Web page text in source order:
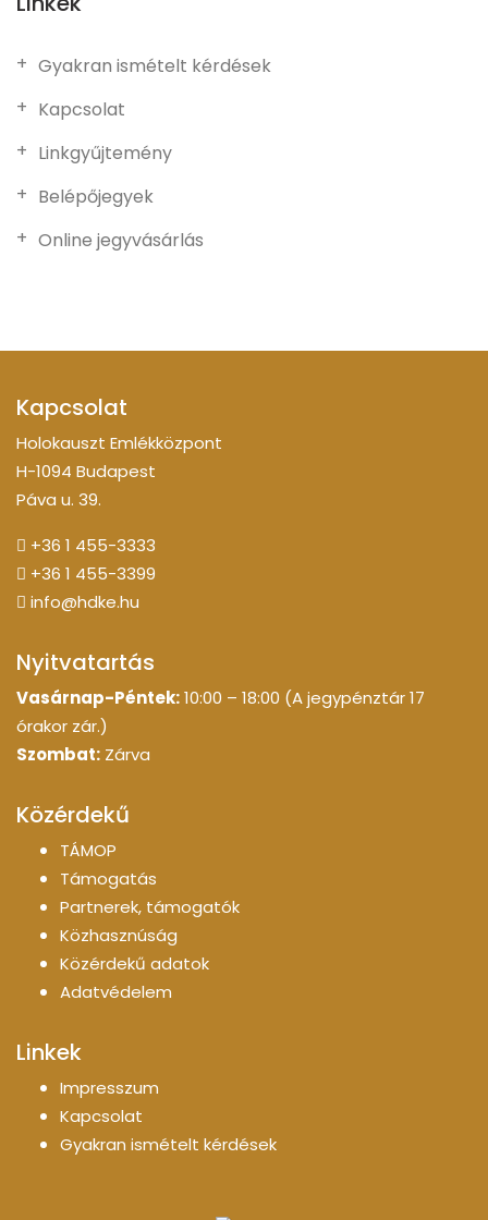
Gyakran ismételt kérdések
Kapcsolat
Linkgyűjtemény
Belépőjegyek
Online jegyvásárlás
Kapcsolat
Holokauszt Emlékközpont
H-1094 Budapest
Páva u. 39.
+36 1 455-3333
+36 1 455-3399
info@hdke.hu
Nyitvatartás
Vasárnap-Péntek:10:00 – 18:00 (A jegypénztár 17
órakor zár.)
Szombat: Zárva
Közérdekű
TÁMOP
Támogatás
Partnerek, támogatók
Közhasznúság
Közérdekű adatok
Adatvédelem
Linkek
Impresszum
Kapcsolat
Gyakran ismételt kérdések